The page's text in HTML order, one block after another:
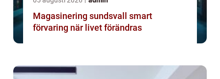
Magasinering sundsvall smart
förvaring när livet förändras